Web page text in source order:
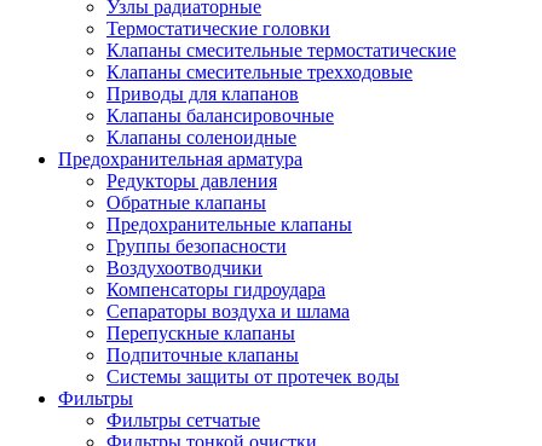
Узлы радиаторные
Термостатические головки
Клапаны смесительные термостатические
Клапаны смесительные трехходовые
Приводы для клапанов
Клапаны балансировочные
Клапаны соленоидные
Предохранительная арматура
Редукторы давления
Обратные клапаны
Предохранительные клапаны
Группы безопасности
Воздухоотводчики
Компенсаторы гидроудара
Сепараторы воздуха и шлама
Перепускные клапаны
Подпиточные клапаны
Системы защиты от протечек воды
Фильтры
Фильтры сетчатые
Фильтры тонкой очистки